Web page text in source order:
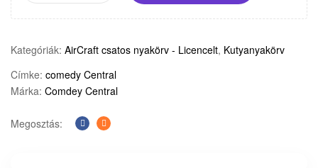
Kategóriák: AirCraft csatos nyakörv - Licencelt, Kutyanyakörv
Címke: comedy Central
Márka: Comdey Central
Megosztás:
Facebook
E-